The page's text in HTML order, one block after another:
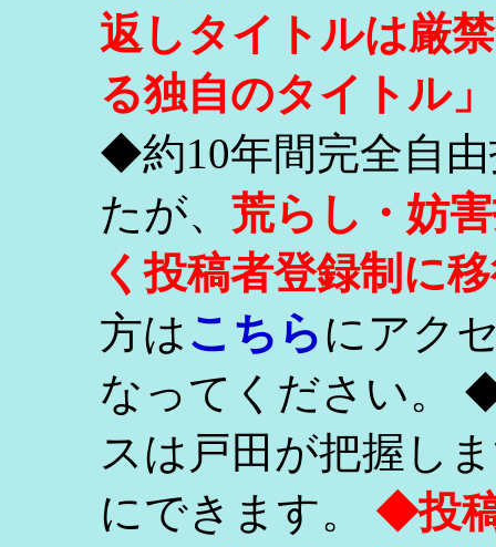
返しタイトルは厳
る独自のタイトル
◆約10年間完全自
たが、 荒らし・妨
く投稿者登録制に
方はこちらにアク
なってください。
スは戸田が把握し
にできます。 ◆投